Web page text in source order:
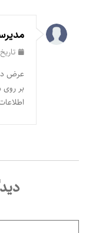
تاریخ : ۱۴۰۴/۰۶/۲۷ -
عرض
بر روی